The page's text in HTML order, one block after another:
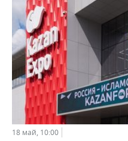
18 май, 10:00